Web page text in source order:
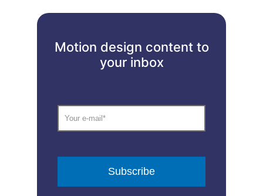
Motion design content to
your inbox